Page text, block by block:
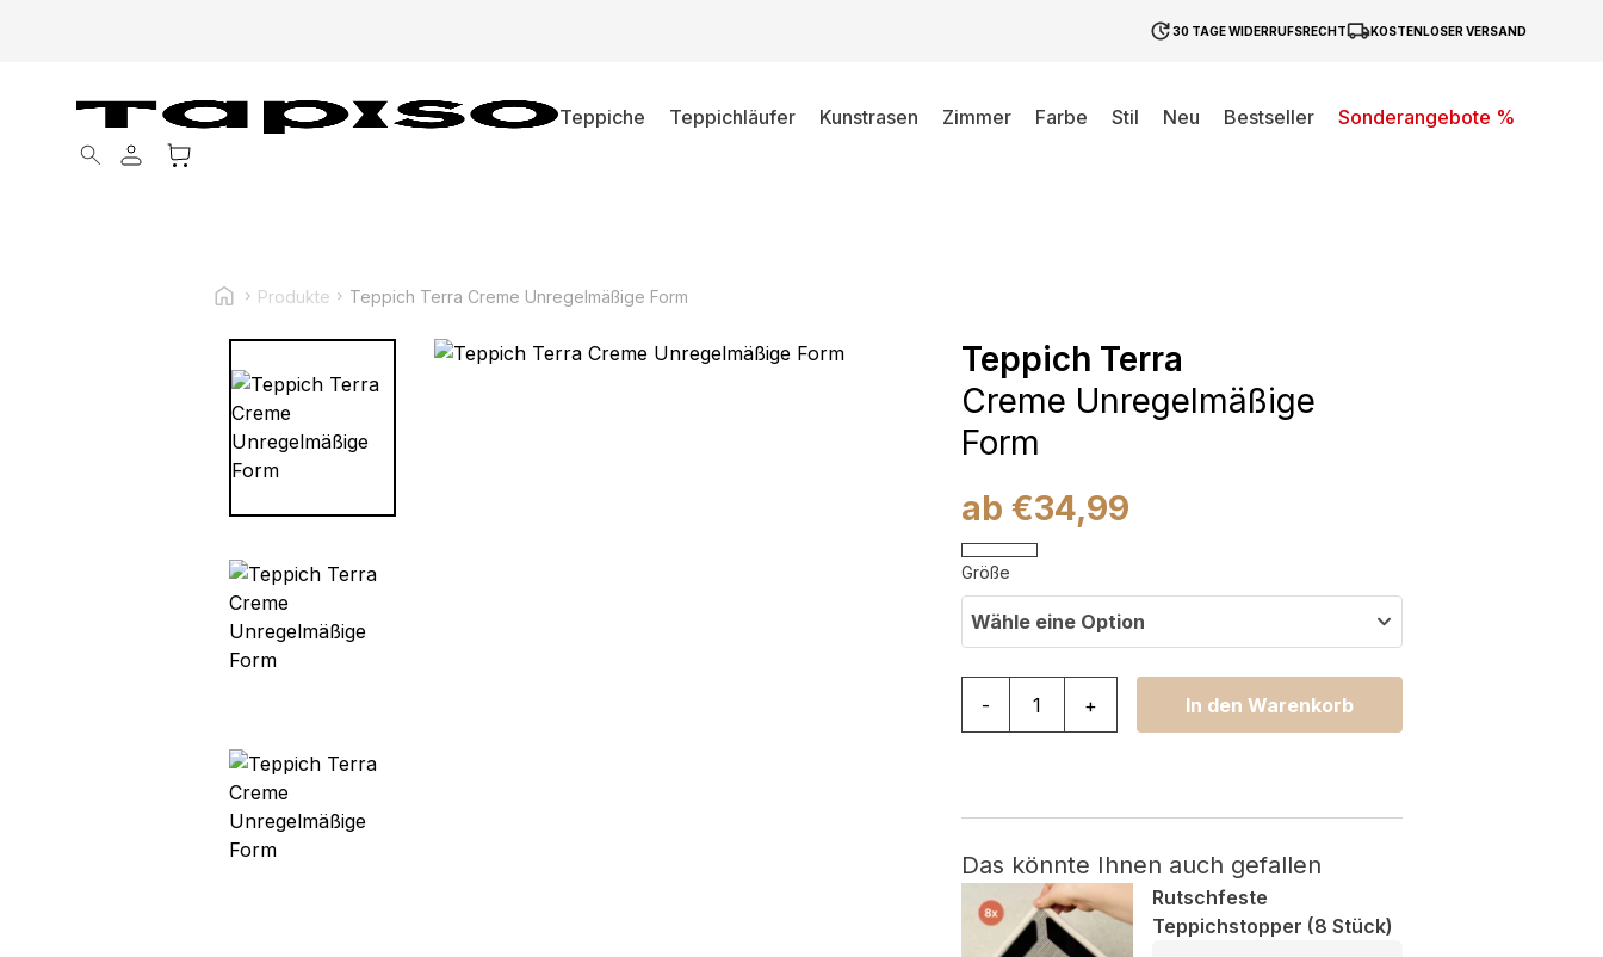
30 TAGE WIDERRUFSRECHT KOSTENLOSER VERSAND
Teppiche Teppichläufer Kunstrasen Zimmer Farbe Stil Neu Bestseller
Sonderangebote %
Products search
Produkte Teppich Terra Creme Unregelmäßige Form
Teppich Terra
Creme Unregelmäßige
Form
ab €34,99
Größe
Wähle eine Option
- + In den Warenkorb
Das könnte Ihnen auch gefallen
Rutschfeste
Teppichstopper (8 Stück)